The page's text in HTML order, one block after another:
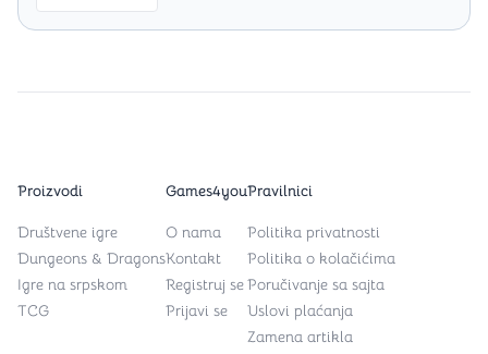
Proizvodi
Društvene igre
Dungeons & Dragons
Igre na srpskom
TCG
Games4you
O nama
Kontakt
Registruj se
Prijavi se
Pravilnici
Politika privatnosti
Politika o kolačićima
Poručivanje sa sajta
Uslovi plaćanja
Zamena artikla